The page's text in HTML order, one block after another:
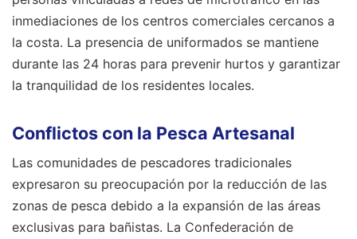
inmediaciones de los centros comerciales cercanos a
la costa. La presencia de uniformados se mantiene
durante las 24 horas para prevenir hurtos y garantizar
la tranquilidad de los residentes locales.
Conflictos con la Pesca Artesanal
Las comunidades de pescadores tradicionales
expresaron su preocupación por la reducción de las
zonas de pesca debido a la expansión de las áreas
exclusivas para bañistas. La Confederación de